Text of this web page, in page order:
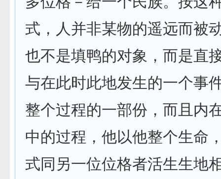
式，人并非某物的遥远而被
也不是填鸭的对象，而是直
与在此时此地发生的一个事
整个过程的一部份，而且内
中的过程，他以他整个生命
式同另一位位格者活生生地